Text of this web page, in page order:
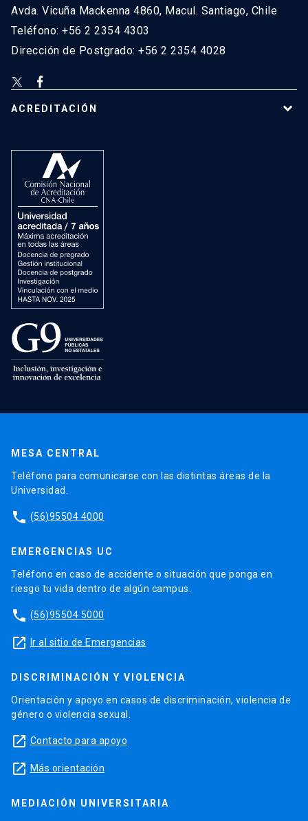
Avda. Vicuña Mackenna 4860, Macul. Santiago, Chile
Teléfono: +56 2 2354 4303
Dirección de Postgrado: +56 2 2354 4028
ACREDITACIÓN
MESA CENTRAL
Teléfono para comunicarse con las distintas áreas de la
Universidad.
phone (56)95504 4000
EMERGENCIAS UC
Teléfono en caso de accidente o situación que ponga en
riesgo tu vida dentro de algún campus.
phone (56)95504 5000
launch Ir al sitio de Emergencias
DISCRIMINACIÓN Y VIOLENCIA
Orientación y apoyo en casos de discriminación, violencia de
género o violencia sexual.
launch Contacto para apoyo
launch Más orientación
MEDIACIÓN UNIVERSITARIA